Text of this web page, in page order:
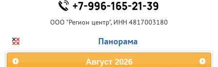
ООО "Регион центр", ИНН 4817003180
Панорама
Август 2026